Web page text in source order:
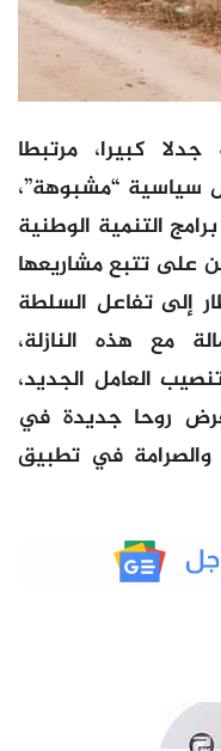
كبيرا، مرتبطا
سياسية “مشبوهة”،
التنمية الوطنية
على تتبع مشاريعها
إلى تفاعل السلطة
مع هذه النازلة،
العامل الجديد،
روحا جديدة في
والصرامة في تطبيق